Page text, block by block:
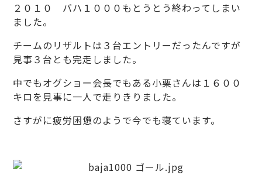
２０１０ バハ１０００もとうとう終わってしまい
ました。
チームのリザルトは３台エントリーだったんですが
見事３台とも完走しました。
中でもオグショー会長でもある小栗さんは１６００
キロを見事に一人で走りきりました。
さすがに疲労困憊のようで今でも寝ています。